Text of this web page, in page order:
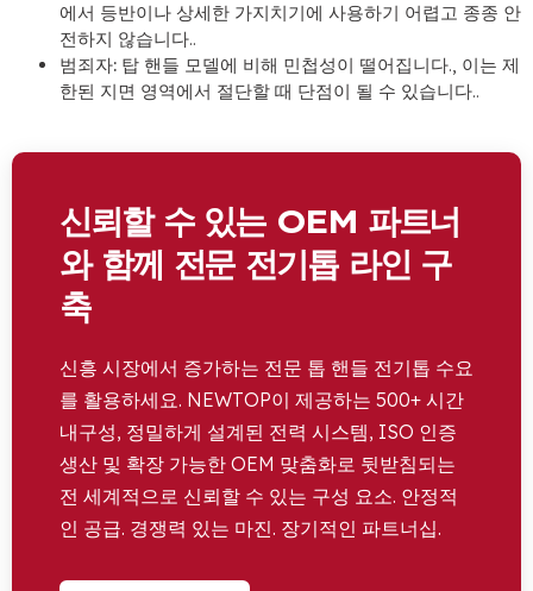
에서 등반이나 상세한 가지치기에 사용하기 어렵고 종종 안
전하지 않습니다..
범죄자: 탑 핸들 모델에 비해 민첩성이 떨어집니다., 이는 제
한된 지면 영역에서 절단할 때 단점이 될 수 있습니다..
신뢰할 수 있는 OEM 파트너
와 함께 전문 전기톱 라인 구
축
신흥 시장에서 증가하는 전문 톱 핸들 전기톱 수요
를 활용하세요. NEWTOP이 제공하는 500+ 시간
내구성, 정밀하게 설계된 전력 시스템, ISO 인증
생산 및 확장 가능한 OEM 맞춤화로 뒷받침되는
전 세계적으로 신뢰할 수 있는 구성 요소. 안정적
인 공급. 경쟁력 있는 마진. 장기적인 파트너십.